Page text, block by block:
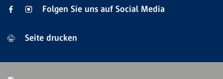
Folgen Sie uns auf Social Media
Seite drucken